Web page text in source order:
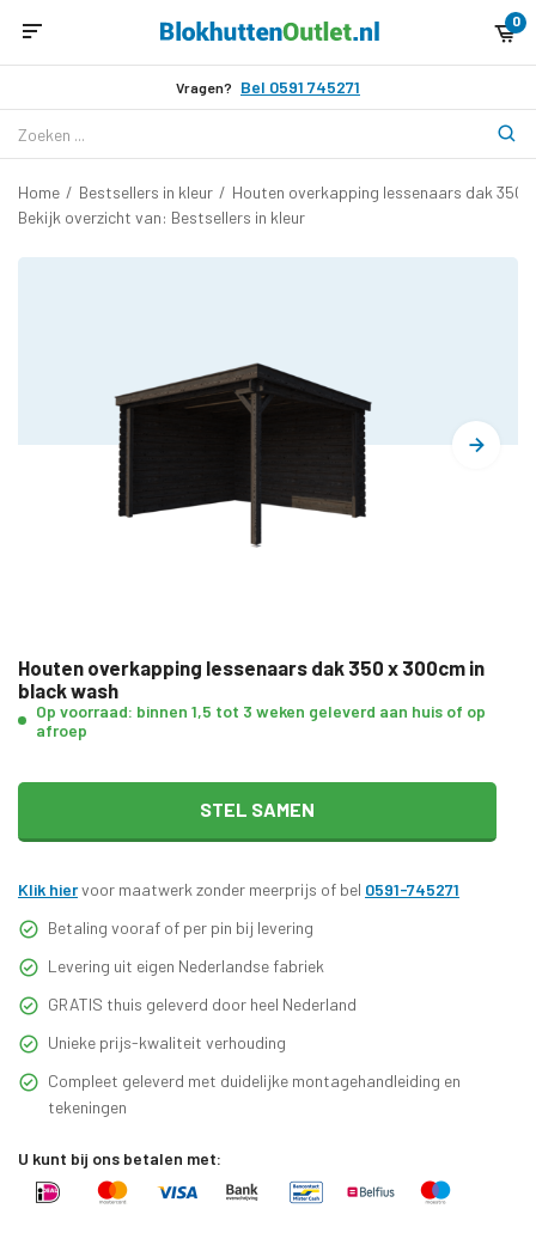
0
Vragen? Bel 0591 745271
Home / Bestsellers in kleur / Houten overkapping lessenaars dak 350
Bekijk overzicht van: Bestsellers in kleur
Houten overkapping lessenaars dak 350 x 300cm in
black wash
Op voorraad: binnen 1,5 tot 3 weken geleverd aan huis of op
afroep
STEL SAMEN
Klik hiervoor maatwerk zonder meerprijs of bel 0591-745271
Betaling vooraf of per pin bij levering
Levering uit eigen Nederlandse fabriek
GRATIS thuis geleverd door heel Nederland
Unieke prijs-kwaliteit verhouding
Compleet geleverd met duidelijke montagehandleiding en
tekeningen
U kunt bij ons betalen met: